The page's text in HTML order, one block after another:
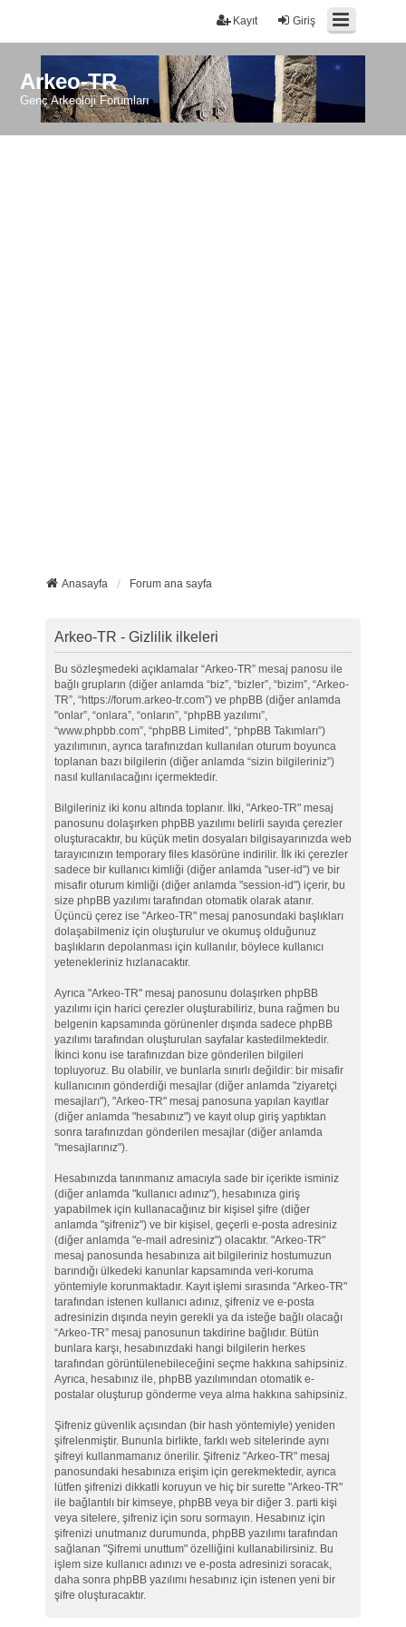
Giriş
Kayıt
Arkeo-TR
Genç Arkeoloji Forumları
Anasayfa Forum ana sayfa
Arkeo-TR - Gizlilik ilkeleri
Bu sözleşmedeki açıklamalar “Arkeo-TR” mesaj panosu ile
bağlı grupların (diğer anlamda “biz”, “bizler”, “bizim”, “Arkeo-
TR”, “https://forum.arkeo-tr.com”) ve phpBB (diğer anlamda
"onlar”, “onlara”, “onların”, “phpBB yazılımı”,
“www.phpbb.com”, “phpBB Limited”, “phpBB Takımları”)
yazılımının, ayrıca tarafınızdan kullanılan oturum boyunca
toplanan bazı bilgilerin (diğer anlamda “sizin bilgileriniz”)
nasıl kullanılacağını içermektedir.
Bilgileriniz iki konu altında toplanır. İlki, "Arkeo-TR" mesaj
panosunu dolaşırken phpBB yazılımı belirli sayıda çerezler
oluşturacaktır, bu küçük metin dosyaları bilgisayarınızda web
tarayıcınızın temporary files klasörüne indirilir. İlk iki çerezler
sadece bir kullanıcı kimliği (diğer anlamda "user-id") ve bir
misafir oturum kimliği (diğer anlamda "session-id") içerir, bu
size phpBB yazılımı tarafından otomatik olarak atanır.
Üçüncü çerez ise "Arkeo-TR" mesaj panosundaki başlıkları
dolaşabilmeniz için oluşturulur ve okumuş olduğunuz
başlıkların depolanması için kullanılır, böylece kullanıcı
yetenekleriniz hızlanacaktır.
Ayrıca "Arkeo-TR" mesaj panosunu dolaşırken phpBB
yazılımı için harici çerezler oluşturabiliriz, buna rağmen bu
belgenin kapsamında görünenler dışında sadece phpBB
yazılımı tarafından oluşturulan sayfalar kastedilmektedir.
İkinci konu ise tarafınızdan bize gönderilen bilgileri
topluyoruz. Bu olabilir, ve bunlarla sınırlı değildir: bir misafir
kullanıcının gönderdiği mesajlar (diğer anlamda "ziyaretçi
mesajları"), "Arkeo-TR" mesaj panosuna yapılan kayıtlar
(diğer anlamda "hesabınız") ve kayıt olup giriş yaptıktan
sonra tarafınızdan gönderilen mesajlar (diğer anlamda
"mesajlarınız").
Hesabınızda tanınmanız amacıyla sade bir içerikte isminiz
(diğer anlamda "kullanıcı adınız"), hesabınıza giriş
yapabilmek için kullanacağınız bir kişisel şifre (diğer
anlamda "şifreniz") ve bir kişisel, geçerli e-posta adresiniz
(diğer anlamda "e-mail adresiniz") olacaktır. "Arkeo-TR"
mesaj panosunda hesabınıza ait bilgileriniz hostumuzun
barındığı ülkedeki kanunlar kapsamında veri-koruma
yöntemiyle korunmaktadır. Kayıt işlemi sırasında "Arkeo-TR"
tarafından istenen kullanıcı adınız, şifreniz ve e-posta
adresinizin dışında neyin gerekli ya da isteğe bağlı olacağı
“Arkeo-TR” mesaj panosunun takdirine bağlıdır. Bütün
bunlara karşı, hesabınızdaki hangi bilgilerin herkes
tarafından görüntülenebileceğini seçme hakkına sahipsiniz.
Ayrıca, hesabınız ile, phpBB yazılımından otomatik e-
postalar oluşturup gönderme veya alma hakkına sahipsiniz.
Şifreniz güvenlik açısından (bir hash yöntemiyle) yeniden
şifrelenmiştir. Bununla birlikte, farklı web sitelerinde aynı
şifreyi kullanmamanız önerilir. Şifreniz "Arkeo-TR" mesaj
panosundaki hesabınıza erişim için gerekmektedir, ayrıca
lütfen şifrenizi dikkatli koruyun ve hiç bir surette "Arkeo-TR"
ile bağlantılı bir kimseye, phpBB veya bir diğer 3. parti kişi
veya sitelere, şifreniz için soru sormayın. Hesabınız için
şifrenizi unutmanız durumunda, phpBB yazılımı tarafından
sağlanan "Şifremi unuttum" özelliğini kullanabilirsiniz. Bu
işlem size kullanıcı adınızı ve e-posta adresinizi soracak,
daha sonra phpBB yazılımı hesabınız için istenen yeni bir
şifre oluşturacaktır.